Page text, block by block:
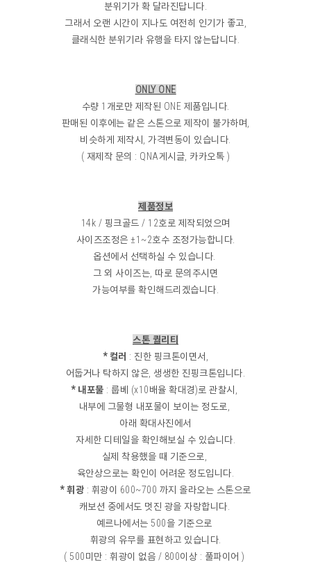
분위기가 확 달라진답니다.
그래서 오랜 시간이 지나도 여전히 인기가 좋고,
클래식한 분위기라 유행을 타지 않는답니다.
ONLY ONE
수량 1개로만 제작된 ONE 제품입니다.
판매된 이후에는 같은 스톤으로 제작이 불가하며,
비슷하게 제작시, 가격변동이 있습니다.
( 재제작 문의 : QNA게시글, 카카오톡 )
제품정보
14k / 핑크골드 / 12호로 제작되었으며
사이즈조정은 ±1~2호수 조정가능합니다.
옵션에서 선택하실 수 있습니다.
그 외 사이즈는, 따로 문의주시면
가능여부를 확인해드리겠습니다.
스톤 퀄리티
* 컬러 : 진한 핑크톤이면서,
어둡거나 탁하지 않은, 생생한 진핑크톤입니다.
* 내포물 : 룹베 (x10배율 확대경)로 관찰시,
내부에 그물형 내포물이 보이는 정도로,
아래 확대사진에서
자세한 디테일을 확인해보실 수 있습니다.
실제 착용했을 때 기준으로,
육안상으로는 확인이 어려운 정도입니다.
* 휘광 : 휘광이 600~700 까지 올라오는 스톤으로
캐보션 중에서도 멋진 광을 자랑합니다.
예르나에서는 500을 기준으로
휘광의 유무를 표현하고 있습니다.
( 500미만 : 휘광이 없음 / 800이상 : 풀파이어 )